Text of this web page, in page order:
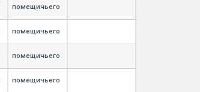
помещичьего
помещичьего
помещичьего
помещичьего